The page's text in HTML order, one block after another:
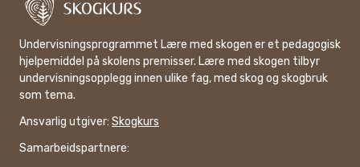
Undervisningsprogrammet Lære med skogen er et pedagogisk
hjelpemiddel på skolens premisser. Lære med skogen tilbyr
undervisningsopplegg innen ulike fag, med skog og skogbruk
som tema.
Ansvarlig utgiver: Skogkurs
Samarbeidspartnere: